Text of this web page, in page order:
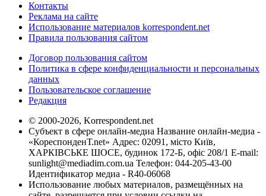
Контакты
Реклама на сайте
Использование материалов korrespondent.net
Правила пользования сайтом
Договор пользования сайтом
Политика в сфере конфиденциальности и персональных
данных
Пользовательское соглашение
Редакция
© 2000-2026, Korrespondent.net
Субъект в сфере онлайн-медиа Название онлайн-медиа -
«КореспонденТ.net» Адрес: 02091, місто Київ,
ХАРКІВСЬКЕ ШОСЕ, будинок 172-Б, офіс 208/1 E-mail:
sunlight@mediadim.com.ua Телефон: 044-205-43-00
Идентификатор медиа - R40-06068
Использование любых материалов, размещённых на